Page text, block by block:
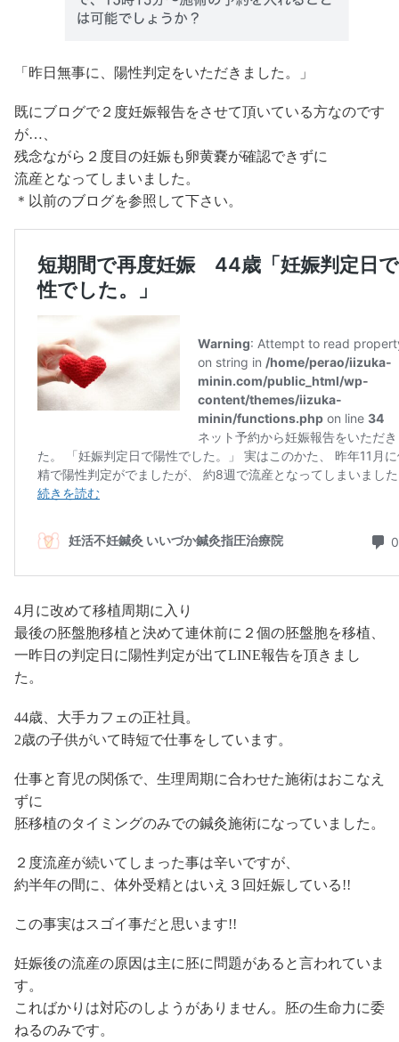
「昨日無事に、陽性判定をいただきました。」
既にブログで２度妊娠報告をさせて頂いている方なのです
が…、
残念ながら２度目の妊娠も卵黄嚢が確認できずに
流産となってしまいました。
＊以前のブログを参照して下さい。
4月に改めて移植周期に入り
最後の胚盤胞移植と決めて連休前に２個の胚盤胞を移植、
一昨日の判定日に陽性判定が出てLINE報告を頂きまし
た。
44歳、大手カフェの正社員。
2歳の子供がいて時短で仕事をしています。
仕事と育児の関係で、生理周期に合わせた施術はおこなえ
ずに
胚移植のタイミングのみでの鍼灸施術になっていました。
２度流産が続いてしまった事は辛いですが、
約半年の間に、体外受精とはいえ３回妊娠している!!
この事実はスゴイ事だと思います!!
妊娠後の流産の原因は主に胚に問題があると言われていま
す。
こればかりは対応のしようがありません。胚の生命力に委
ねるのみです。